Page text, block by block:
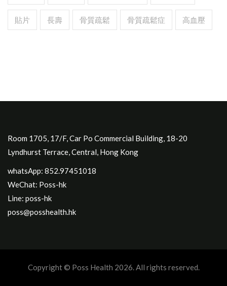
貼片 長壽 骨質疏鬆 骨質疏鬆症 高血壓
Room 1705, 17/F, Car Po Commercial Building, 18-20
Lyndhurst Terrace, Central, Hong Kong
whatsApp: 852.97451018
WeChat: Poss-hk
Line: poss-hk
poss@posshealth.hk
Copyright © Poss Health 2026. All rights reserved.